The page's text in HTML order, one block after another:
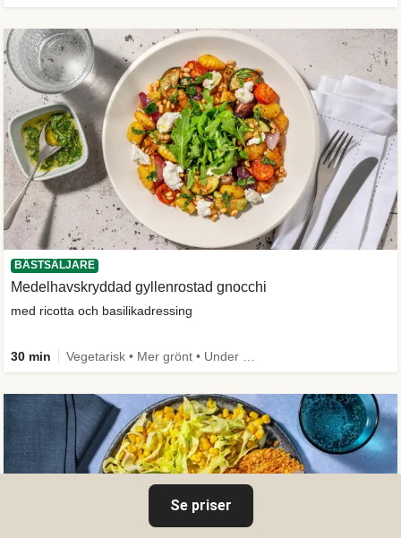
BÄSTSÄLJARE
Medelhavskryddad gyllenrostad gnocchi
med ricotta och basilikadressing
30 min
Se priser